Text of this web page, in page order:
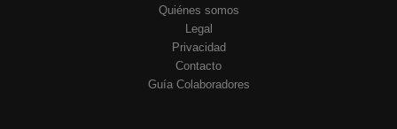
Quiénes somos
Legal
Privacidad
Contacto
Guía Colaboradores